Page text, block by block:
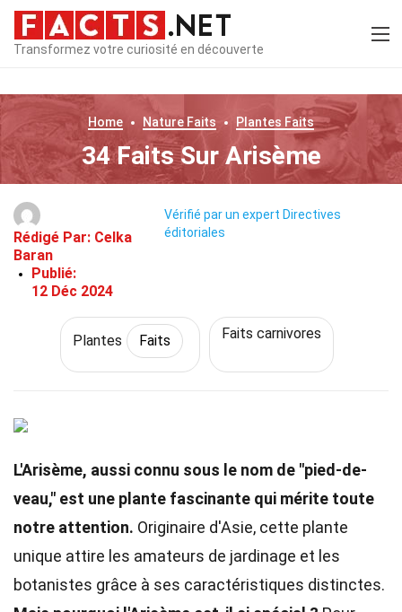
Transformez votre curiosité en découverte
Home Nature Faits Plantes Faits
34 Faits Sur Arisème
Rédigé Par: Celka
Baran
Publié:
12 Déc 2024
Vérifié par un expert Directives
éditoriales
Plantes Faits Faits carnivores
L'Arisème, aussi connu sous le nom de "pied-de-
veau," est une plante fascinante qui mérite toute
notre attention. Originaire d'Asie, cette plante
unique attire les amateurs de jardinage et les
botanistes grâce à ses caractéristiques distinctes.